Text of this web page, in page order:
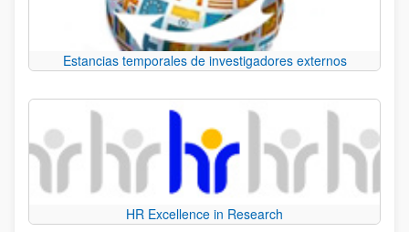
Estancias temporales de investigadores externos
HR Excellence in Research